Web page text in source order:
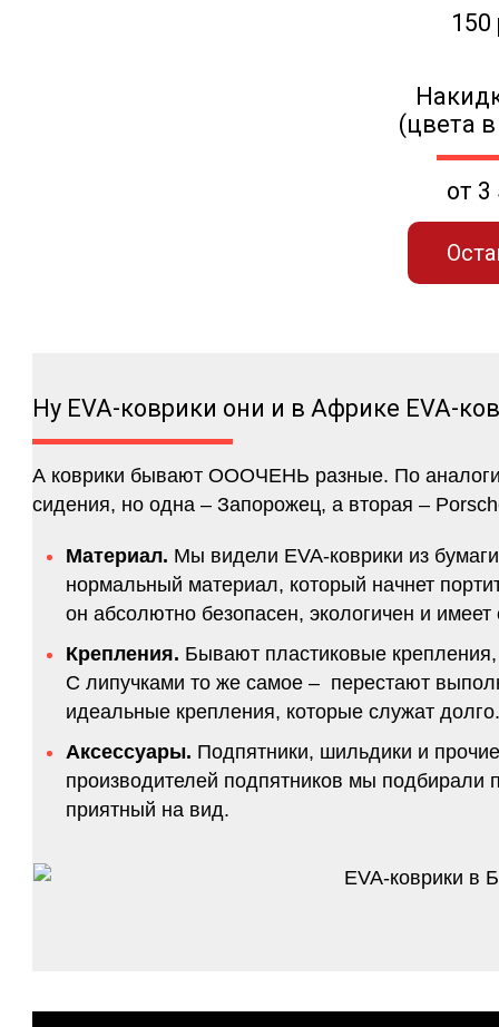
(цвета
от 3
Ну EVA-коврики они и в Африке EVA-
А коврики бывают ОООЧЕНЬ разные. По
сидения, но одна – Запорожец, а вторая –
Материал. Мы видели EVA-коврики из
нормальный материал, который начнет
он абсолютно безопасен, экологичен и
Крепления. Бывают пластиковые
С липучками то же самое – перестают
идеальные крепления, которые служат
Аксессуары. Подпятники, шильдики и
производителей подпятников мы подбирали
приятный на вид.